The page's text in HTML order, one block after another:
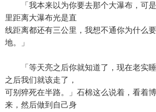
「我本来以为你要去那个大瀑布，可是
里距离大瀑布光是直
线距离都还有三公里，我想不通你为什么
地。」
「等天亮之后你就知道了，现在老实睡
之后我们就该走了，
可别猝死在半路。」石棉这么说着，看着
来，然后做到自己身